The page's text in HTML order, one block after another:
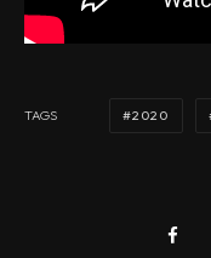
TAGS 2020